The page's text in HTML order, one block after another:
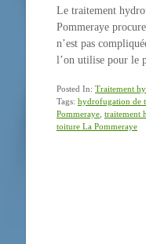
Le traitement
Pommeraye
n’est pas
l’on utilise pour le
Posted In: Traitement
Tags: hydrofugation de
Pommeraye traitement
toiture La Pommeraye